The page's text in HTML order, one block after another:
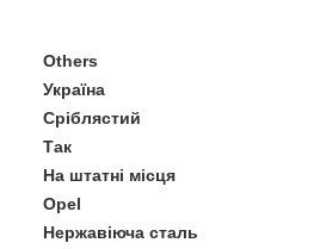
Others
Україна
Сріблястий
Так
На штатні місця
Opel
Нержавіюча сталь